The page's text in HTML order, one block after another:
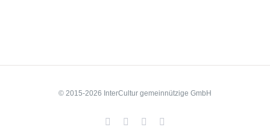
© 2015-2026 InterCultur gemeinnützige GmbH
FacebookYouTubeLinkedIn